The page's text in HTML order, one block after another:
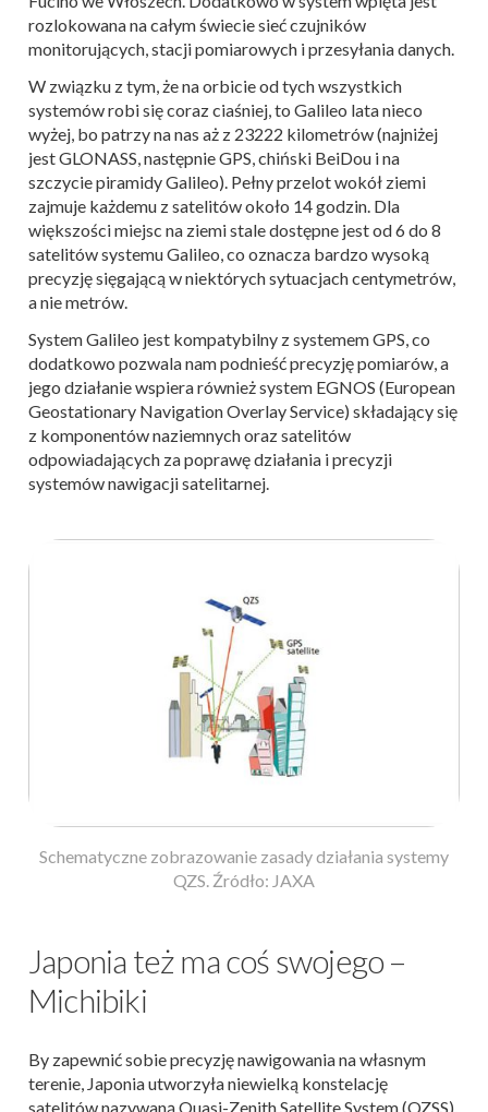
rozlokowana na całym świecie sieć czujników
monitorujących, stacji pomiarowych i przesyłania danych.
W związku z tym, że na orbicie od tych wszystkich
systemów robi się coraz ciaśniej, to Galileo lata nieco
wyżej, bo patrzy na nas aż z 23222 kilometrów (najniżej
jest GLONASS, następnie GPS, chiński BeiDou i na
szczycie piramidy Galileo). Pełny przelot wokół ziemi
zajmuje każdemu z satelitów około 14 godzin. Dla
większości miejsc na ziemi stale dostępne jest od 6 do 8
satelitów systemu Galileo, co oznacza bardzo wysoką
precyzję sięgającą w niektórych sytuacjach centymetrów,
a nie metrów.
System Galileo jest kompatybilny z systemem GPS, co
dodatkowo pozwala nam podnieść precyzję pomiarów, a
jego działanie wspiera również system EGNOS (European
Geostationary Navigation Overlay Service) składający się
z komponentów naziemnych oraz satelitów
odpowiadających za poprawę działania i precyzji
systemów nawigacji satelitarnej.
Schematyczne zobrazowanie zasady działania systemy
QZS. Źródło: JAXA
Japonia też ma coś swojego –
Michibiki
By zapewnić sobie precyzję nawigowania na własnym
terenie, Japonia utworzyła niewielką konstelację
satelitów nazywaną Quasi-Zenith Satellite System (QZSS),